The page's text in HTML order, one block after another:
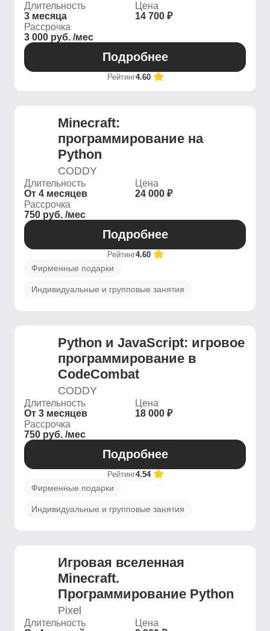
Длительность
3 месяца
Цена
14 700 ₽
Рассрочка
3 000 руб. /мес
Подробнее
Рейтинг4.60
Minecraft:
программирование на
Python
CODDY
Длительность
От 4 месяцев
Цена
24 000 ₽
Рассрочка
750 руб. /мес
Подробнее
Рейтинг4.60
Фирменные подарки
Индивидуальные и групповые занятия
Python и JavaScript: игровое
программирование в
CodeCombat
CODDY
Длительность
От 3 месяцев
Цена
18 000 ₽
Рассрочка
750 руб. /мес
Подробнее
Рейтинг4.54
Фирменные подарки
Индивидуальные и групповые занятия
Игровая вселенная
Minecraft.
Программирование Python
Pixel
Длительность
Цена